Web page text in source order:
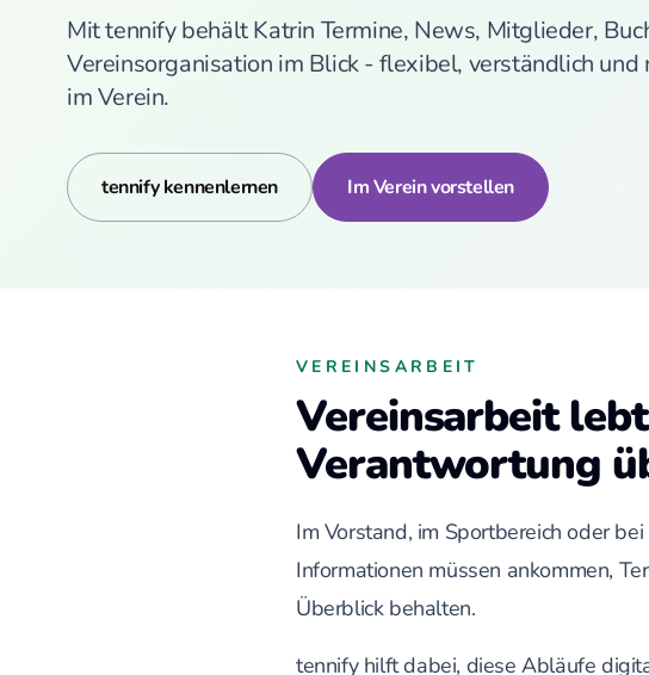
Mit tennify behält Katrin Termine, News, Mitglieder,
Vereinsorganisation im Blick - flexibel, verständlich und
im Verein.
tennify kennenlernen Im Verein vorstellen
VEREINSARBEIT
Vereinsarbeit
Verantwortung
Im Vorstand, im Sportbereich oder
Informationen müssen ankommen,
Überblick behalten.
tennify hilft dabei, diese Abläufe